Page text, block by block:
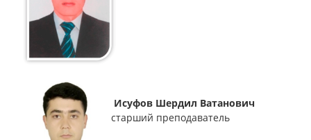
Исуфов Шердил Ватанович
старший преподаватель